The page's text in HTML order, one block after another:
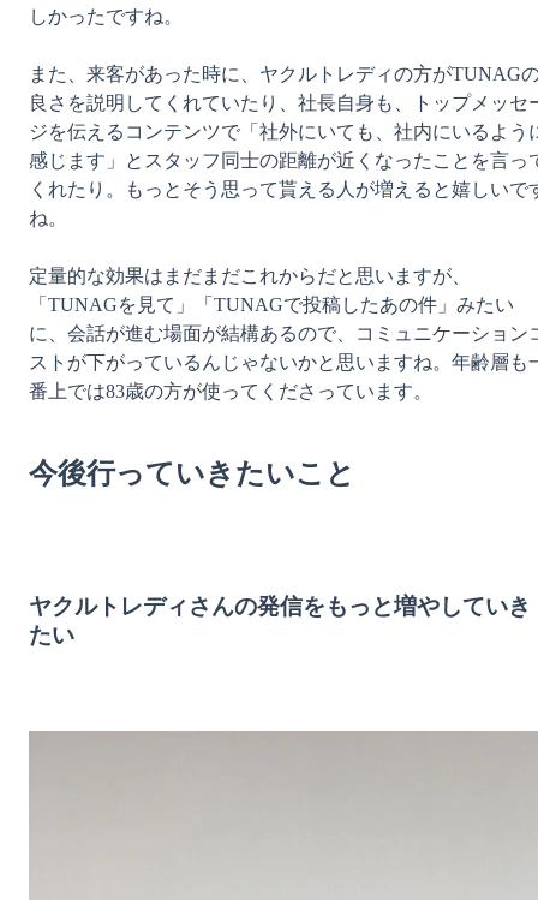
しかったですね。
また、来客があった時に、ヤクルトレディの方がTUNAG
良さを説明してくれていたり、社長自身も、トップメッセ
ジを伝えるコンテンツで「社外にいても、社内にいるよう
感じます」とスタッフ同士の距離が近くなったことを言っ
くれたり。もっとそう思って貰える人が増えると嬉しいで
ね。
定量的な効果はまだまだこれからだと思いますが、
「TUNAGを見て」「TUNAGで投稿したあの件」みたい
に、会話が進む場面が結構あるので、コミュニケーション
ストが下がっているんじゃないかと思いますね。年齢層も
番上では83歳の方が使ってくださっています。
今後行っていきたいこと
ヤクルトレディさんの発信をもっと増やしていき
たい